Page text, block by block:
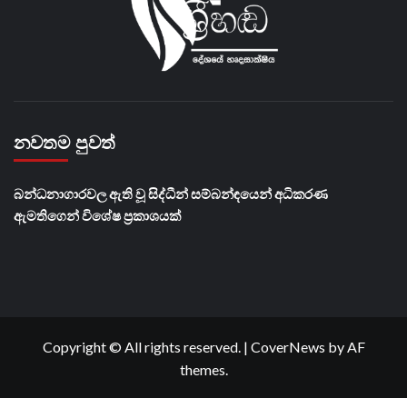
නවතම පුවත්
බන්ධනාගාරවල ඇති වූ සිද්ධීන් සම්බන්ඳයෙන් අධිකරණ
ඇමතිගෙන් විශේෂ ප්‍රකාශයක්
Copyright © All rights reserved. | CoverNews by AF
themes.